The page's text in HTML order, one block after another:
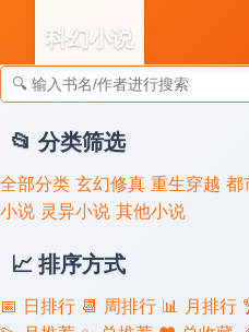
科幻小说
📂 分类筛选
全部分类 玄幻修真 重生穿越 都
小说 灵异小说 其他小说
📈 排序方式
📅 日排行 📆 周排行 📊 月排行